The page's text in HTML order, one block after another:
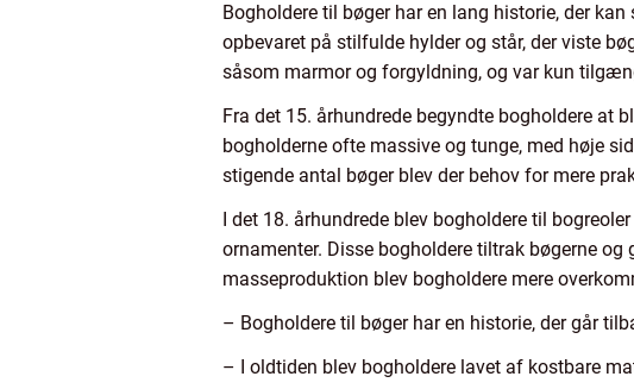
Bogholdere til bøger har en lang historie, der
opbevaret på stilfulde hylder og står, der viste
såsom marmor og forgyldning, og var kun
Fra det 15. århundrede begyndte bogholdere at
bogholderne ofte massive og tunge, med høje
stigende antal bøger blev der behov for mere
I det 18. århundrede blev bogholdere til
ornamenter. Disse bogholdere tiltrak bøgerne
masseproduktion blev bogholdere mere
– Bogholdere til bøger har en historie, der går
– I oldtiden blev bogholdere lavet af kostbare